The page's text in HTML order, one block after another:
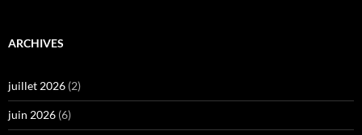
ARCHIVES
juillet 2026 (2)
juin 2026 (6)